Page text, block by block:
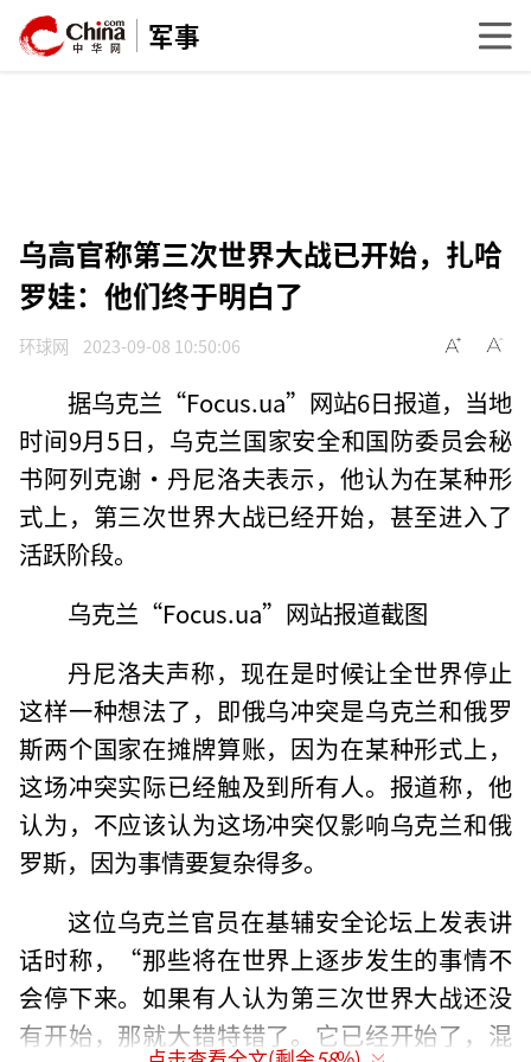
军事
乌高官称第三次世界大战已开始，扎哈
罗娃：他们终于明白了
环球网 2023-09-08 10:50:06
据乌克兰“Focus.ua”网站6日报道，当地
时间9月5日，乌克兰国家安全和国防委员会秘
书阿列克谢·丹尼洛夫表示，他认为在某种形
式上，第三次世界大战已经开始，甚至进入了
活跃阶段。
乌克兰“Focus.ua”网站报道截图
丹尼洛夫声称，现在是时候让全世界停止
这样一种想法了，即俄乌冲突是乌克兰和俄罗
斯两个国家在摊牌算账，因为在某种形式上，
这场冲突实际已经触及到所有人。报道称，他
认为，不应该认为这场冲突仅影响乌克兰和俄
罗斯，因为事情要复杂得多。
这位乌克兰官员在基辅安全论坛上发表讲
话时称，“那些将在世界上逐步发生的事情不
会停下来。如果有人认为第三次世界大战还没
有开始，那就大错特错了。它已经开始了，混